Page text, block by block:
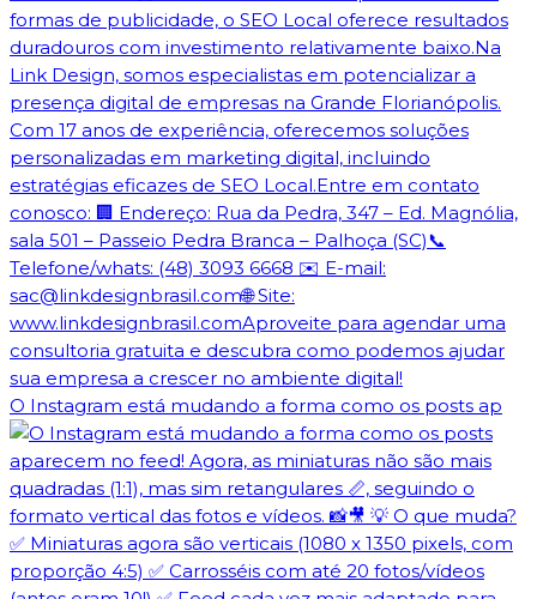
O Instagram está mudando a forma como os posts ap